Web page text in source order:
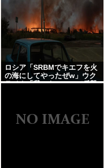
ロシア「SRBMでキエフを火
の海にしてやったぜw」ウク
ライナ「我々もSRBMで反撃